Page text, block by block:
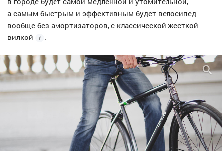
а самым быстрым и эффективным будет велосипед
вообще без амортизаторов, с классической жесткой
вилкой
.